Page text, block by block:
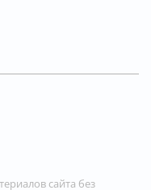
сайта без